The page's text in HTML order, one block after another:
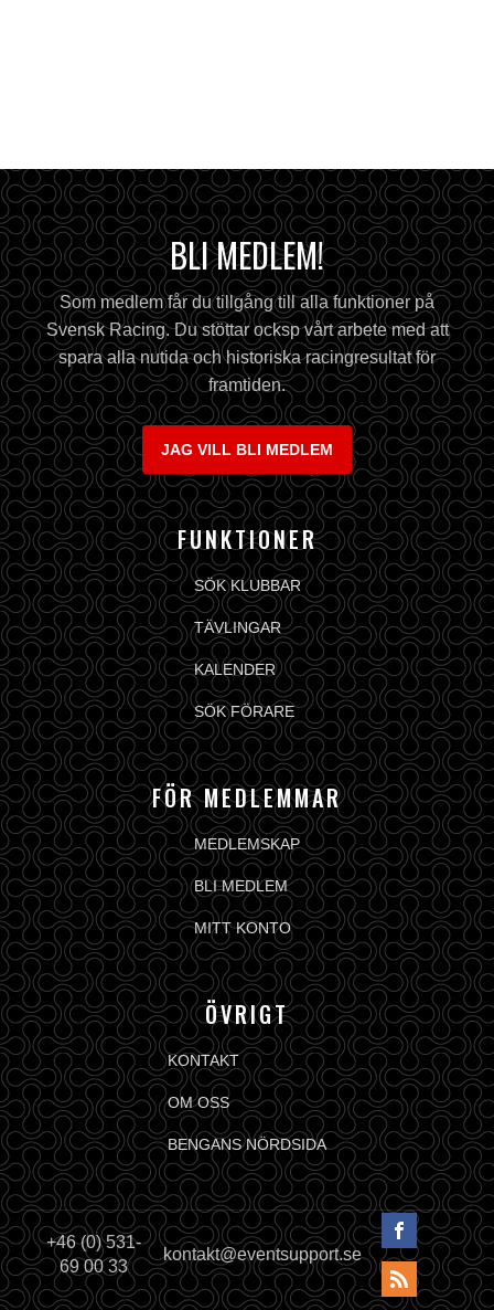
BLI MEDLEM!
Som medlem får du tillgång till alla funktioner på
Svensk Racing. Du stöttar ocksp vårt arbete med att
spara alla nutida och historiska racingresultat för
framtiden.
JAG VILL BLI MEDLEM
FUNKTIONER
SÖK KLUBBAR
TÄVLINGAR
KALENDER
SÖK FÖRARE
FÖR MEDLEMMAR
MEDLEMSKAP
BLI MEDLEM
MITT KONTO
ÖVRIGT
KONTAKT
OM OSS
BENGANS NÖRDSIDA
+46 (0) 531-
69 00 33
kontakt@eventsupport.se